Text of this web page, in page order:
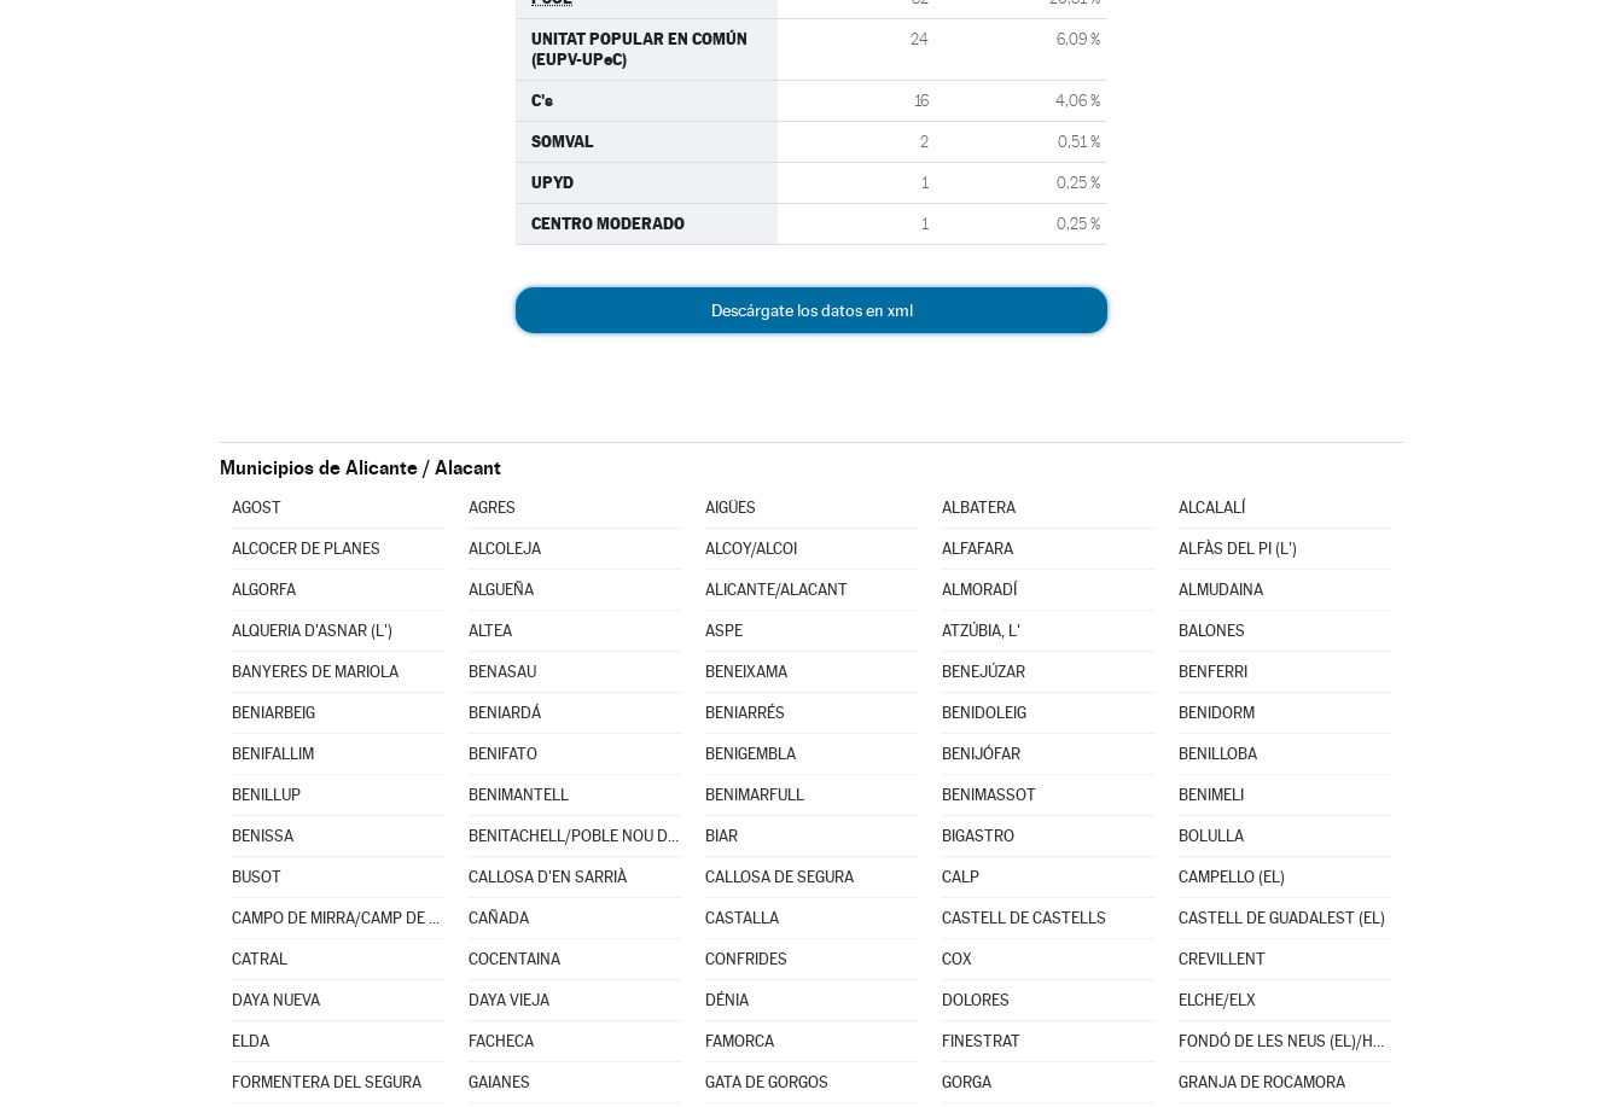
UNITAT POPULAR EN COMÚN
(EUPV-UPeC)
24 6,09 %
C's 16 4,06 %
SOMVAL 2 0,51 %
UPYD 1 0,25 %
CENTRO MODERADO 1 0,25 %
Descárgate los datos en xml
Municipios de Alicante / Alacant
AGOST AGRES AIGÜES ALBATERA ALCALALÍ
ALCOCER DE PLANES ALCOLEJA ALCOY/ALCOI ALFAFARA ALFÀS DEL PI (L')
ALGORFA ALGUEÑA ALICANTE/ALACANT ALMORADÍ ALMUDAINA
ALQUERIA D'ASNAR (L') ALTEA ASPE ATZÚBIA, L' BALONES
BANYERES DE MARIOLA BENASAU BENEIXAMA BENEJÚZAR BENFERRI
BENIARBEIG BENIARDÁ BENIARRÉS BENIDOLEIG BENIDORM
BENIFALLIM BENIFATO BENIGEMBLA BENIJÓFAR BENILLOBA
BENILLUP BENIMANTELL BENIMARFULL BENIMASSOT BENIMELI
BENISSA BENITACHELL/POBLE NOU DE BENITATXELL (EL) BIAR BIGASTRO BOLULLA
BUSOT CALLOSA D'EN SARRIÀ CALLOSA DE SEGURA CALP CAMPELLO (EL)
CAMPO DE MIRRA/CAMP DE MIRRA (EL) CAÑADA CASTALLA CASTELL DE CASTELLS CASTELL DE GUADALEST (EL)
CATRAL COCENTAINA CONFRIDES COX CREVILLENT
DAYA NUEVA DAYA VIEJA DÉNIA DOLORES ELCHE/ELX
ELDA FACHECA FAMORCA FINESTRAT FONDÓ DE LES NEUS (EL)/HONDÓN DE LAS NIEVES
FORMENTERA DEL SEGURA GAIANES GATA DE GORGOS GORGA GRANJA DE ROCAMORA